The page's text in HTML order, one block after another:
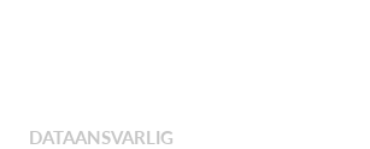
DATAANSVARLIG